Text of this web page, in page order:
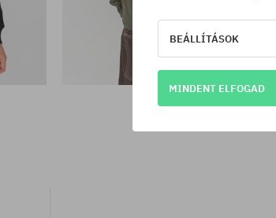
Elérhető méretek:
BEÁLLÍTÁSOK
MINDENT ELFOGAD